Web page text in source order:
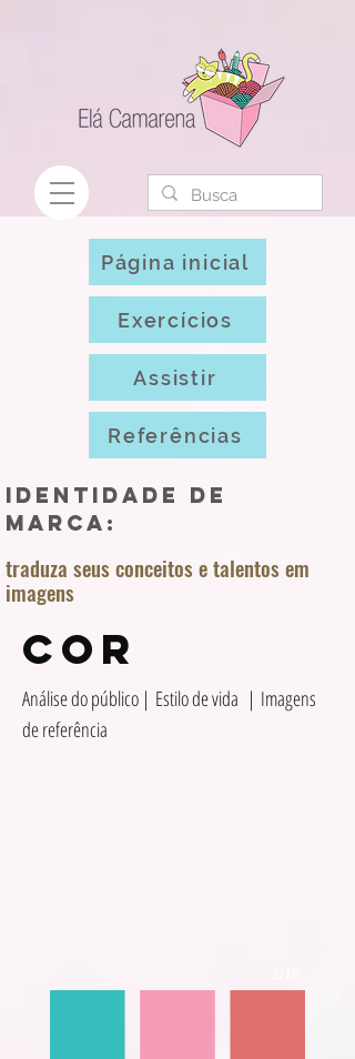
Página inicial
Exercícios
Assistir
Referências
Identidade de
marca:
traduza seus conceitos e talentos em
imagens
COR
Análise do público | Estilo de vida | Imagens
de referência